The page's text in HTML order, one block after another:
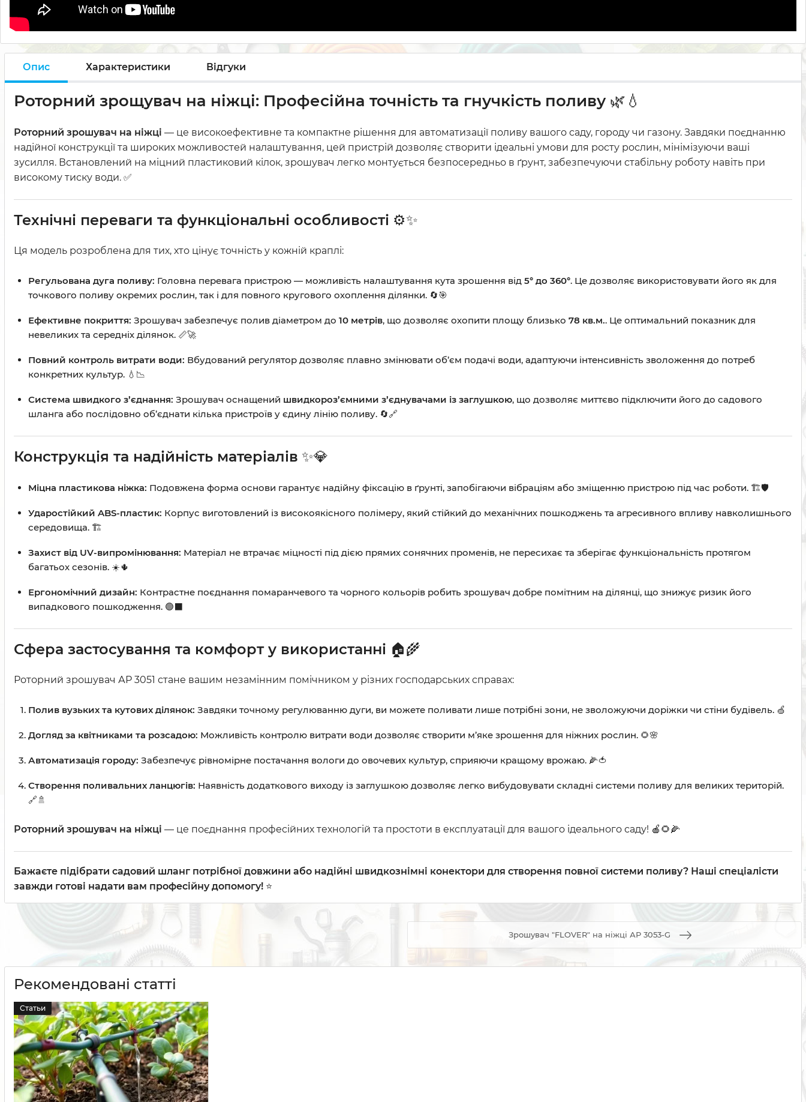
Опис Характеристики Відгуки
Роторний зрощувач на ніжці: Професійна точність та гнучкість поливу 🌿💧
Роторний зрошувач на ніжці — це високоефективне та компактне рішення для автоматизації поливу вашого саду, городу чи газону. Завдяки поєднанню
надійної конструкції та широких можливостей налаштування, цей пристрій дозволяє створити ідеальні умови для росту рослин, мінімізуючи ваші
зусилля. Встановлений на міцний пластиковий кілок, зрошувач легко монтується безпосередньо в ґрунт, забезпечуючи стабільну роботу навіть при
високому тиску води. ✅
Технічні переваги та функціональні особливості ⚙️✨
Ця модель розроблена для тих, хто цінує точність у кожній краплі:
Регульована дуга поливу: Головна перевага пристрою — можливість налаштування кута зрошення від 5° до 360°. Це дозволяє використовувати його як для
точкового поливу окремих рослин, так і для повного кругового охоплення ділянки. 🔄🎯
Ефективне покриття: Зрошувач забезпечує полив діаметром до 10 метрів, що дозволяє охопити площу близько 78 кв.м.. Це оптимальний показник для
невеликих та середніх ділянок. 📏🚀
Повний контроль витрати води: Вбудований регулятор дозволяє плавно змінювати об’єм подачі води, адаптуючи інтенсивність зволоження до потреб
конкретних культур. 💧📉
Система швидкого з’єднання: Зрошувач оснащений швидкороз’ємними з’єднувачами із заглушкою, що дозволяє миттєво підключити його до садового
шланга або послідовно об’єднати кілька пристроїв у єдину лінію поливу. 🔄🔗
Конструкція та надійність матеріалів ✨💎
Міцна пластикова ніжка: Подовжена форма основи гарантує надійну фіксацію в ґрунті, запобігаючи вібраціям або зміщенню пристрою під час роботи. 🏗️🛡️
Ударостійкий ABS-пластик: Корпус виготовлений із високоякісного полімеру, який стійкий до механічних пошкоджень та агресивного впливу навколишнього
середовища. 🏗️
Захист від UV-випромінювання: Матеріал не втрачає міцності під дією прямих сонячних променів, не пересихає та зберігає функціональність протягом
багатьох сезонів. ☀️🌵
Ергономічний дизайн: Контрастне поєднання помаранчевого та чорного кольорів робить зрошувач добре помітним на ділянці, що знижує ризик його
випадкового пошкодження. 🟢⬛
Сфера застосування та комфорт у використанні 🏠🌾
Роторний зрошувач АР 3051 стане вашим незамінним помічником у різних господарських справах:
Полив вузьких та кутових ділянок: Завдяки точному регулюванню дуги, ви можете поливати лише потрібні зони, не зволожуючи доріжки чи стіни будівель. 🍏
Догляд за квітниками та розсадою: Можливість контролю витрати води дозволяє створити м’яке зрошення для ніжних рослин. 🌻🌸
Автоматизація городу: Забезпечує рівномірне постачання вологи до овочевих культур, сприяючи кращому врожаю. 🌽🍅
Створення поливальних ланцюгів: Наявність додаткового виходу із заглушкою дозволяє легко вибудовувати складні системи поливу для великих територій.
🔗🚿
Роторний зрошувач на ніжці — це поєднання професійних технологій та простоти в експлуатації для вашого ідеального саду! 🍎🌻🌽
Бажаєте підібрати садовий шланг потрібної довжини або надійні швидкознімні конектори для створення повної системи поливу? Наші спеціалісти
завжди готові надати вам професійну допомогу! ⭐
Зрошувач "FLOVER" на ніжці АР 3053-G
Рекомендовані статті
Статьи